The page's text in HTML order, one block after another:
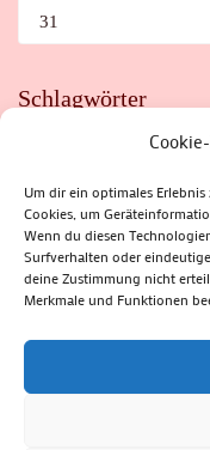
Um dir ein optimales
Cookies, um
Wenn du diesen
Surfverhalten oder
deine Zustimmung nicht
Merkmale und Funktionen
31
Schlagwörter
FAHRRAD
HITZEFALLE AUTO
KINDER
KIRMES
KRIMI
KULTUR
PARASITEN
PILZE
SOMMERFERIEN
STADTMARKETING
SUHLER FRÜHLING
ZELLA-MEHLIS